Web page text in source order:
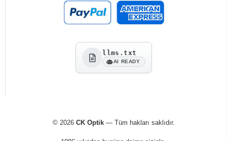
llms.txt
AI READY
© 2026 CK Optik— Tüm hakları saklıdır.